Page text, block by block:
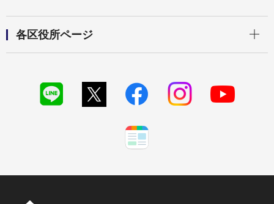
各区役所ページ